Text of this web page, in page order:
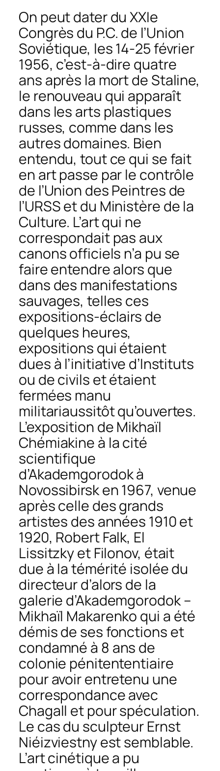
On peut dater du XXIe
Congrès du P.C. de l’Union
Soviétique, les 14-25 février
1956, c’est-à-dire quatre
ans après la mort de Staline,
le renouveau qui apparaît
dans les arts plastiques
russes, comme dans les
autres domaines. Bien
entendu, tout ce qui se fait
en art passe par le contrôle
de l’Union des Peintres de
l’URSS et du Ministère de la
Culture. L’art qui ne
correspondait pas aux
canons officiels n’a pu se
faire entendre alors que
dans des manifestations
sauvages, telles ces
expositions-éclairs de
quelques heures,
expositions qui étaient
dues à l’initiative d’Instituts
ou de civils et étaient
fermées manu
militariaussitôt qu’ouvertes.
L’exposition de Mikhaïl
Chémiakine à la cité
scientifique
d’Akademgorodok à
Novossibirsk en 1967, venue
après celle des grands
artistes des années 1910 et
1920, Robert Falk, El
Lissitzky et Filonov, était
due à la témérité isolée du
directeur d’alors de la
galerie d’Akademgorodok –
Mikhaïl Makarenko qui a été
démis de ses fonctions et
condamné à 8 ans de
colonie pénitententiaire
pour avoir entretenu une
correspondance avec
Chagall et pour spéculation.
Le cas du sculpteur Ernst
Niéizviestny est semblable.
L’art cinétique a pu